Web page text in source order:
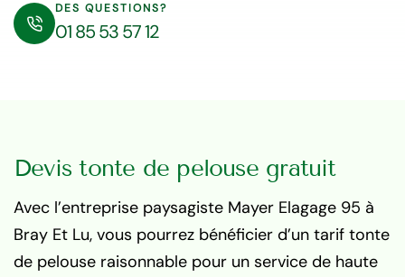
DES QUESTIONS?
01 85 53 57 12
Devis tonte de pelouse gratuit
Avec l’entreprise paysagiste Mayer Elagage 95 à
Bray Et Lu, vous pourrez bénéficier d’un tarif tonte
de pelouse raisonnable pour un service de haute